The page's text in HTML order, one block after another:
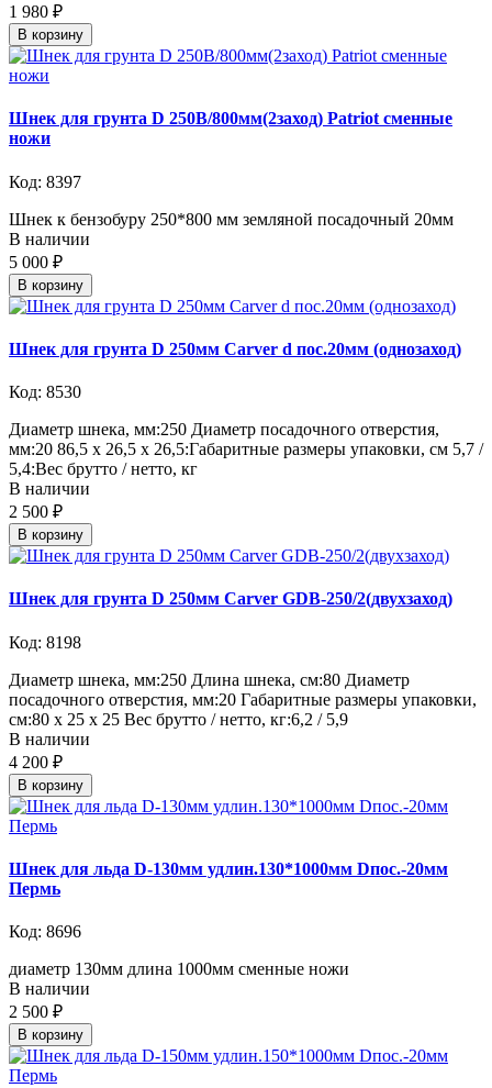
1 980 ₽
В корзину
Шнек для грунта D 250B/800мм(2заход) Patriot сменные
ножи
Код: 8397
Шнек к бензобуру 250*800 мм земляной посадочный 20мм
В наличии
5 000 ₽
В корзину
Шнек для грунта D 250мм Carver d пос.20мм (однозаход)
Код: 8530
Диаметр шнека, мм:250 Диаметр посадочного отверстия,
мм:20 86,5 х 26,5 х 26,5:Габаритные размеры упаковки, см 5,7 /
5,4:Вес брутто / нетто, кг
В наличии
2 500 ₽
В корзину
Шнек для грунта D 250мм Carver GDB-250/2(двухзаход)
Код: 8198
Диаметр шнека, мм:250 Длина шнека, см:80 Диаметр
посадочного отверстия, мм:20 Габаритные размеры упаковки,
см:80 х 25 х 25 Вес брутто / нетто, кг:6,2 / 5,9
В наличии
4 200 ₽
В корзину
Шнек для льда D-130мм удлин.130*1000мм Dпос.-20мм
Пермь
Код: 8696
диаметр 130мм длина 1000мм сменные ножи
В наличии
2 500 ₽
В корзину